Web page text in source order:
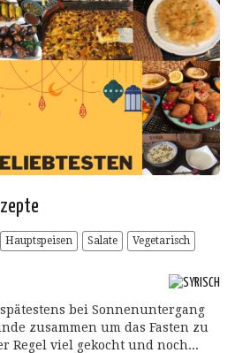
Hauptspeisen Salate
Vegetarisch
bei Sonnenuntergang
zusammen um das Fasten zu
Regel viel gekocht und noch...